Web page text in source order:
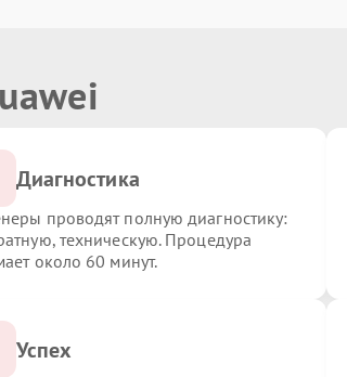
Диагностика
проводят полную диагностику:
техническую. Процедура
около 60 минут.
Успех